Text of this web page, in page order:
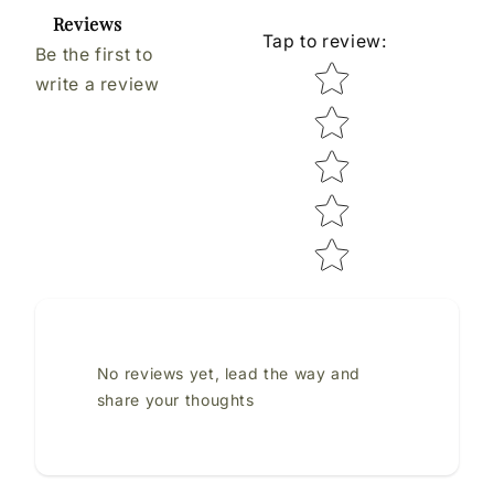
Reviews
Be the first to
write a review
Tap to review:
Star rating
No reviews yet, lead the way and
share your thoughts